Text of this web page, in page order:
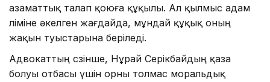
азаматтық талап қоюға құқылы. Ал қылмыс адам
өліміне әкелген жағдайда, мұндай құқық оның
жақын туыстарына беріледі.
Адвокаттың сөзінше, Нұрай Серікбайдың қаза
болуы отбасы үшін орны толмас моральдық